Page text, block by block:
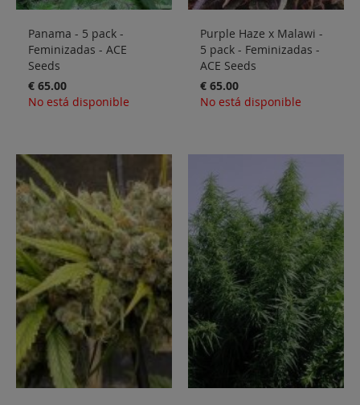
Panama - 5 pack -
Feminizadas - ACE
Seeds
€ 65.00
No está disponible
Purple Haze x Malawi -
5 pack - Feminizadas -
ACE Seeds
€ 65.00
No está disponible